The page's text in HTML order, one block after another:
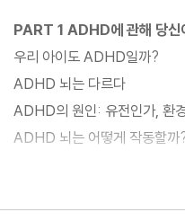
‘부모의 태도와 관계’를 다뤘
한 아이의 뇌와 행동 메커니
조율의 원리를 넘어, ‘주의
의 핵심 메커니즘을 뇌과학
지 못하는가”가 아니라 “어
저자는 진료실과 가정에서 겪
PART 1 ADHD에 관해 당신
우리 아이도 ADHD일까?
ADHD 뇌는 다르다
ADHD의 원인: 유전인가, 환
ADHD 뇌는 어떻게 작동할까